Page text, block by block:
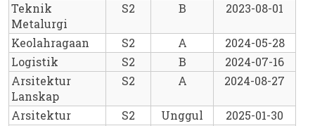
Teknik
Metalurgi
S2 B 2023-08-01
Keolahragaan S2 A
2024-05-28
Logistik
S2 B
2024-07-16
Arsitektur
Lanskap
S2 A 2024-08-27
Arsitektur S2 Unggul
2025-01-30